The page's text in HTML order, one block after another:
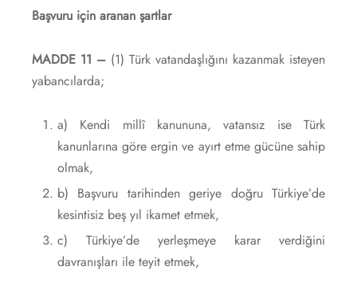
Başvuru için aranan şartlar
MADDE 11 – (1) Türk vatandaşlığını kazanmak isteyen
yabancılarda;
a) Kendi millî kanununa, vatansız ise Türk
kanunlarına göre ergin ve ayırt etme gücüne sahip
olmak,
b) Başvuru tarihinden geriye doğru Türkiye’de
kesintisiz beş yıl ikamet etmek,
c) Türkiye’de yerleşmeye karar verdiğini
davranışları ile teyit etmek,